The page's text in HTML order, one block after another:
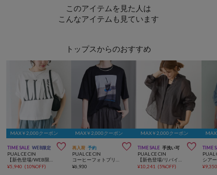
このアイテムを見た人は
こんなアイテムも見ています
トップスからのおすすめ
MAX￥2,000クーポン
TIME SALE WEB限定 
PUAL CE CIN
【新色登場/WEB限定】リバースロゴTシャツ
¥5,940 (10%OFF)
MAX￥2,000クーポン
再入荷 予約 
PUAL CE CIN
コーヒーフォトプリントTシャツ
¥6,930
MAX￥2,000クーポン
TIME SALE 手洗い可 
PUAL CE CIN
【新色登場/リバイバル】ラミーオーバーシャツブラウス
¥10,241 (5%OFF)
TIME
PUAL
¥